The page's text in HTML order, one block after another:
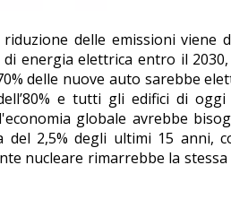
delle emissioni viene
energia elettrica entro il
delle nuove auto sarebbe
e tutti gli edifici di
globale avrebbe
2,5% degli ultimi 15 anni,
nucleare rimarrebbe la